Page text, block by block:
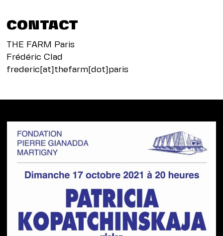
CONTACT
THE FARM Paris
Frédéric Clad
frederic[at]thefarm[dot]paris